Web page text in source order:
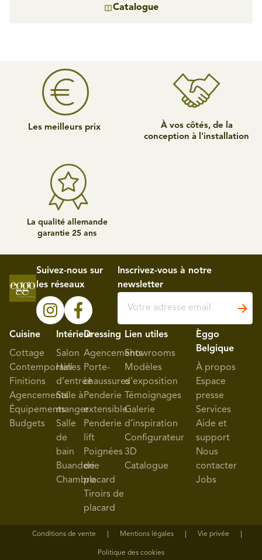
Catalogue
Les meilleurs prix
À vos côtés, de la
conception à l'installation
La qualité allemande
garantie 25 ans
Suivez-nous sur
les réseaux
Inscrivez-vous à notre
newsletter
Cuisine
Cottage
Contemporaines
Finitions
Agencements
Équipements
Budgets
Intérieur
Salon
Hall
d’entrée
Salle à
manger
Salle
de
bain
Buanderie
Chambre
Dressing
Agencements
Porte-
chaussures
Penderie
extensible
Penderie
lift
Poignées
de
placard
Tiroirs de
placard
Lien utiles
Showrooms
Modèles
d’exposition
Témoignages
Galerie
d’inspiration
Configurateur
3D
Catalogue
Èggo
Belgique
À propos
Espace
presse
Services
Aide et
support
Nous
contacter
Jobs
Conditions de vente Mentions légales Vie privée
Politique des cookies